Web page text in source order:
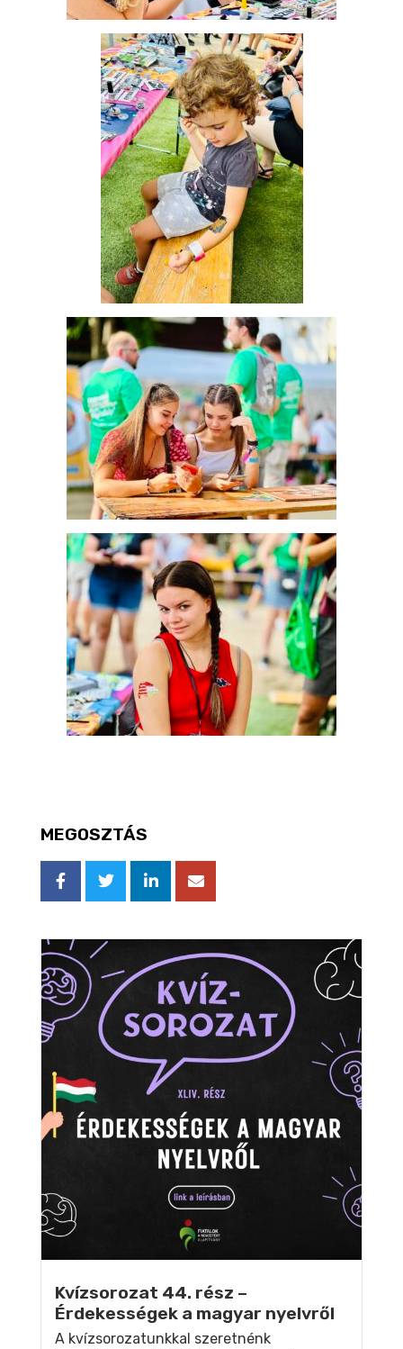
MEGOSZTÁS
Kvízsorozat 44. rész –
Érdekességek a magyar nyelvről
A kvízsorozatunkkal szeretnénk